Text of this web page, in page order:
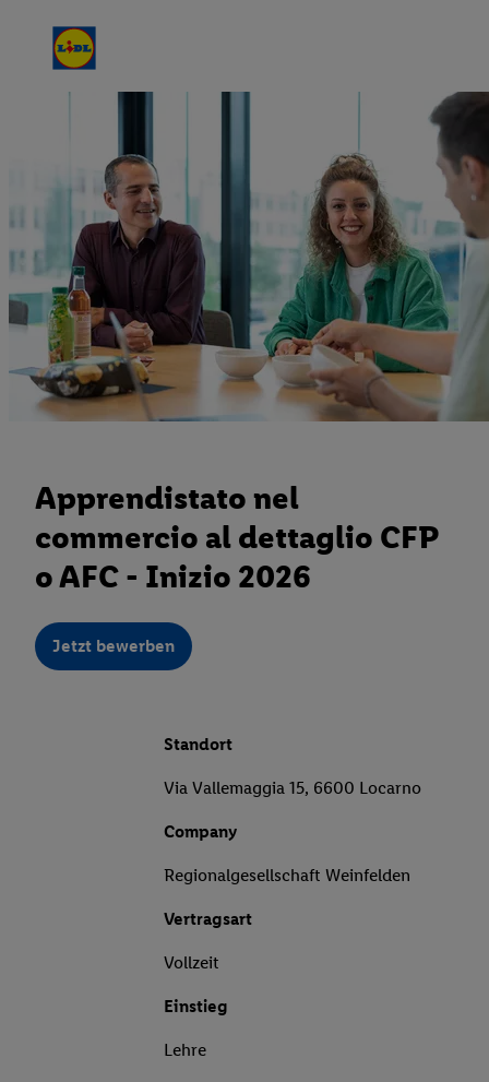
Apprendistato nel
commercio al dettaglio CFP
o AFC - Inizio 2026
Jetzt bewerben
Standort
Via Vallemaggia 15, 6600 Locarno
Company
Regionalgesellschaft Weinfelden
Vertragsart
Vollzeit
Einstieg
Lehre